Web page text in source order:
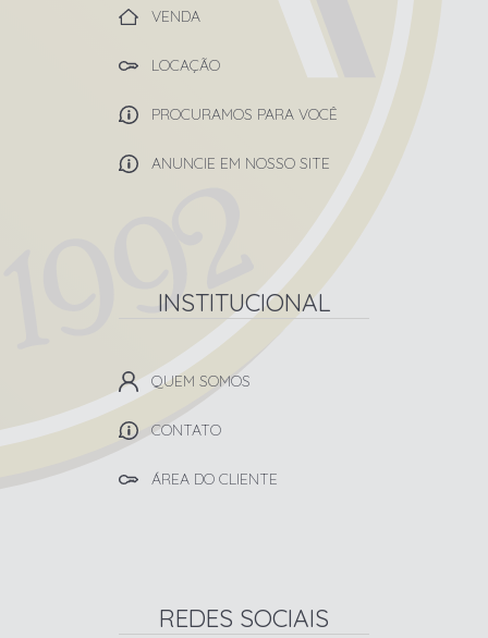
VENDA
LOCAÇÃO
PROCURAMOS PARA VOCÊ
ANUNCIE EM NOSSO SITE
INSTITUCIONAL
QUEM SOMOS
CONTATO
ÁREA DO CLIENTE
REDES SOCIAIS